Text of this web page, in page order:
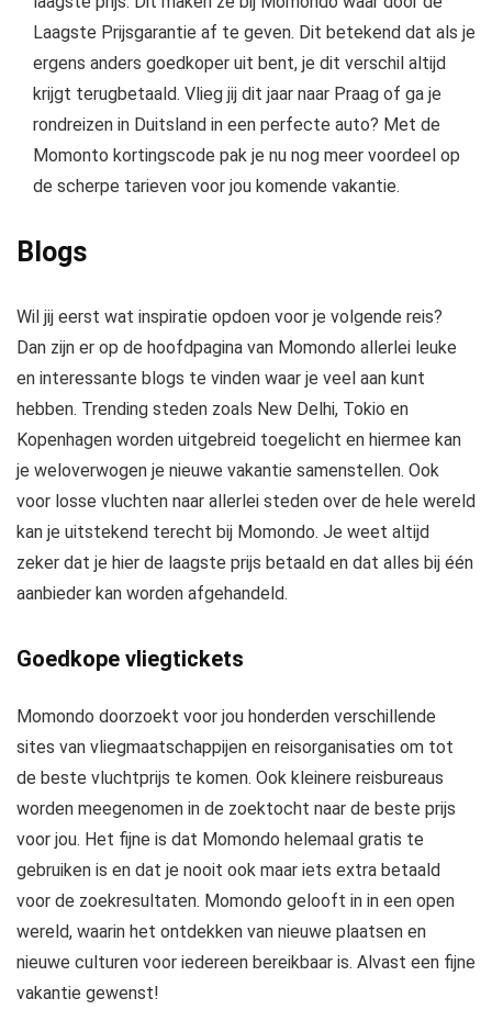
Laagste Prijsgarantie af te geven. Dit betekend dat als je
ergens anders goedkoper uit bent, je dit verschil altijd
krijgt terugbetaald. Vlieg jij dit jaar naar Praag of ga je
rondreizen in Duitsland in een perfecte auto? Met de
Momonto kortingscode pak je nu nog meer voordeel op
de scherpe tarieven voor jou komende vakantie.
Blogs
Wil jij eerst wat inspiratie opdoen voor je volgende reis?
Dan zijn er op de hoofdpagina van Momondo allerlei leuke
en interessante blogs te vinden waar je veel aan kunt
hebben. Trending steden zoals New Delhi, Tokio en
Kopenhagen worden uitgebreid toegelicht en hiermee kan
je weloverwogen je nieuwe vakantie samenstellen. Ook
voor losse vluchten naar allerlei steden over de hele wereld
kan je uitstekend terecht bij Momondo. Je weet altijd
zeker dat je hier de laagste prijs betaald en dat alles bij één
aanbieder kan worden afgehandeld.
Goedkope vliegtickets
Momondo doorzoekt voor jou honderden verschillende
sites van vliegmaatschappijen en reisorganisaties om tot
de beste vluchtprijs te komen. Ook kleinere reisbureaus
worden meegenomen in de zoektocht naar de beste prijs
voor jou. Het fijne is dat Momondo helemaal gratis te
gebruiken is en dat je nooit ook maar iets extra betaald
voor de zoekresultaten. Momondo gelooft in in een open
wereld, waarin het ontdekken van nieuwe plaatsen en
nieuwe culturen voor iedereen bereikbaar is. Alvast een fijne
vakantie gewenst!